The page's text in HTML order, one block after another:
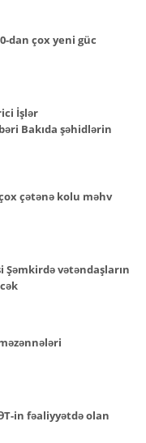
dan çox yeni güc
İşlər
Bakıda şəhidlərin
çətənə kolu məhv
vətəndaşların
in fəaliyyətdə olan